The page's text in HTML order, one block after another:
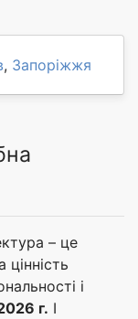
, Запоріжжя
– це
і
г. І